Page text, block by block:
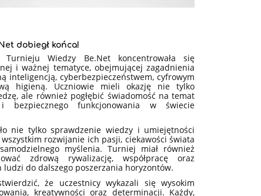
dobiegł końca!
Turnieju Wiedzy Be.Net koncentrowała się
i ważnej tematyce, obejmującej zagadnienia
inteligencją, cyberbezpieczeństwem, cyfrowym
higieną. Uczniowie mieli okazję nie tylko
ale również pogłębić świadomość na temat
i bezpiecznego funkcjonowania w świecie
nie tylko sprawdzenie wiedzy i umiejętności
rozwijanie ich pasji, ciekawości świata
myślenia. Turniej miał również
zdrową rywalizację, współpracę oraz
ludzi do dalszego poszerzania horyzontów.
że uczestnicy wykazali się wysokim
kreatywności oraz determinacji. Każdy,